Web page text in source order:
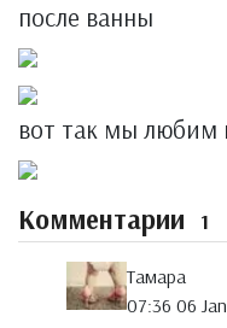
после ванны
вот так мы любим
Комментарии 1
Тамара
07:36 06